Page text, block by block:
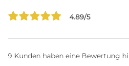
4.89/5
9 Kunden haben eine Bewertung